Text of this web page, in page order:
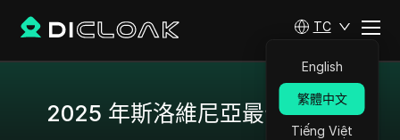
TC
English
繁體中文
Tiếng Việt
2025 年斯洛維尼亞最佳代理商